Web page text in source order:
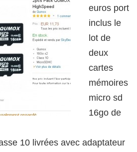
euros port
inclus le
lot de
deux
cartes
mémoires
micro sd
16go de
10 livrées avec adaptateur